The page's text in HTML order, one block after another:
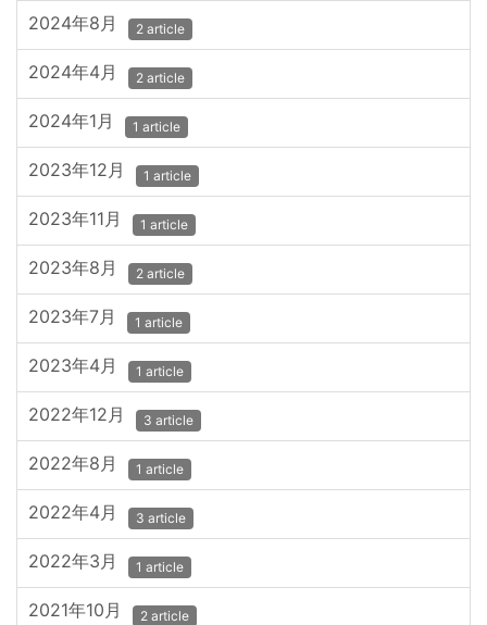
2024年8月 2 article
2024年4月 2 article
2024年1月 1 article
2023年12月 1 article
2023年11月 1 article
2023年8月 2 article
2023年7月 1 article
2023年4月 1 article
2022年12月 3 article
2022年8月 1 article
2022年4月 3 article
2022年3月 1 article
2021年10月 2 article